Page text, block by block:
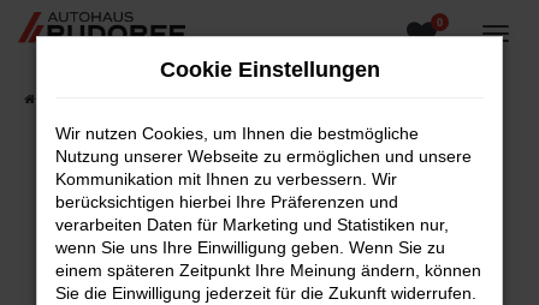
Zum
0
Fehler: Network Error
Beim Laden ist ein Fehler aufgetreten.
Hier sind ein paar Tipps, die dir helfen können:
Cookie Einstellungen
Wir nutzen Cookies, um Ihnen die bestmögliche
Nutzung unserer Webseite zu ermöglichen und unsere
Kommunikation mit Ihnen zu verbessern. Wir
berücksichtigen hierbei Ihre Präferenzen und
verarbeiten Daten für Marketing und Statistiken nur,
wenn Sie uns Ihre Einwilligung geben. Wenn Sie zu
einem späteren Zeitpunkt Ihre Meinung ändern, können
Sie die Einwilligung jederzeit für die Zukunft widerrufen.